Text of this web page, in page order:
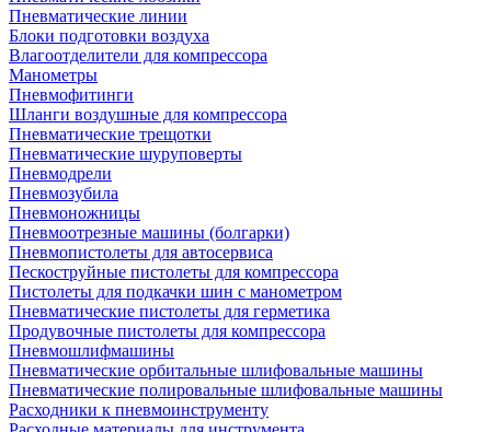
Пневматические линии
Блоки подготовки воздуха
Влагоотделители для компрессора
Манометры
Пневмофитинги
Шланги воздушные для компрессора
Пневматические трещотки
Пневматические шуруповерты
Пневмодрели
Пневмозубила
Пневмоножницы
Пневмоотрезные машины (болгарки)
Пневмопистолеты для автосервиса
Пескоструйные пистолеты для компрессора
Пистолеты для подкачки шин с манометром
Пневматические пистолеты для герметика
Продувочные пистолеты для компрессора
Пневмошлифмашины
Пневматические орбитальные шлифовальные машины
Пневматические полировальные шлифовальные машины
Расходники к пневмоинструменту